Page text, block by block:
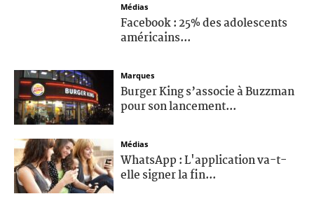
Médias
Facebook : 25% des adolescents
américains...
Marques
Burger King s’associe à Buzzman
pour son lancement...
Médias
WhatsApp : L'application va-t-
elle signer la fin...